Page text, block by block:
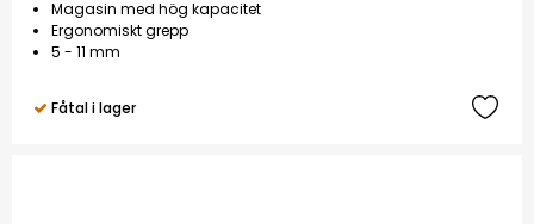
Magasin med hög kapacitet
Ergonomiskt grepp
5 - 11 mm
Fåtal i lager